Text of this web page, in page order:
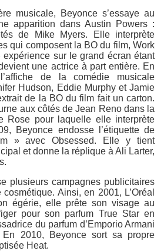
musicale, Beyonce s’essaye au
apparition dans Austin Powers :
de Mike Myers. Elle interprète
qui composent la BO du film, Work
expérience sur le grand écran étant
une actrice à part entière. En
de la comédie musicale
Hudson, Eddie Murphy et Jamie
de la BO du film fait un carton.
aux côtés de Jean Reno dans la
Rose pour laquelle elle interprète
Beyonce endosse l’étiquette de
» avec Obsessed. Elle y tient
et donne la réplique à Ali Larter,
plusieurs campagnes publicitaires
Ainsi, en 2001, L’Oréal
égérie, elle prête son visage au
pour son parfum True Star en
du parfum d’Emporio Armani
2010, Beyonce sort sa propre
Heat.